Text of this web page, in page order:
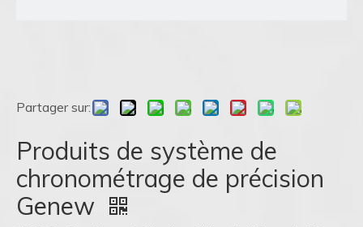
Partager sur:
Produits de système de
chronométrage de précision
Genew